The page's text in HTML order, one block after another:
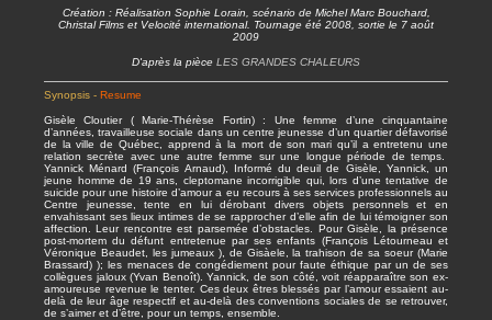
Création : Réalisation Sophie Lorain, scénario de Michel Marc Bouchard,
Christal Films et Velocité international. Tournage été 2008, sortie le 7 août
2009
D'après la pièce LES GRANDES CHALEURS
Synopsis - Resume
Gisèle Cloutier ( Marie-Thérèse Fortin) : Une femme d’une cinquantaine
d’années, travailleuse sociale dans un centre jeunesse d’un quartier défavorisé
de la ville de Québec, apprend à la mort de son mari qu’il a entretenu une
relation secrète avec une autre femme sur une longue période de temps.
Yannick Ménard (François Arnaud), Informé du deuil de Gisèle, Yannick, un
jeune homme de 19 ans, cleptomane incorrigible qui, lors d’une tentative de
suicide pour une histoire d’amour a eu recours à ses services professionnels au
Centre jeunesse, tente en lui dérobant divers objets personnels et en
envahissant ses lieux intimes de se rapprocher d’elle afin de lui témoigner son
affection. Leur rencontre est parsemée d’obstacles. Pour Gisèle, la présence
post-mortem du défunt entretenue par ses enfants (François Létourneau et
Véronique Beaudet, les jumeaux ), de Gisàele, la trahison de sa soeur (Marie
Brassard) ); les menaces de congédiement pour faute éthique par un de ses
collègues jaloux (Yvan Benoît). Yannick, de son côté, voit réapparaître son ex-
amoureuse revenue le tenter. Ces deux êtres blessés par l’amour essaient au-
delà de leur âge respectif et au-delà des conventions sociales de se retrouver,
de s’aimer et d’être, pour un temps, ensemble.